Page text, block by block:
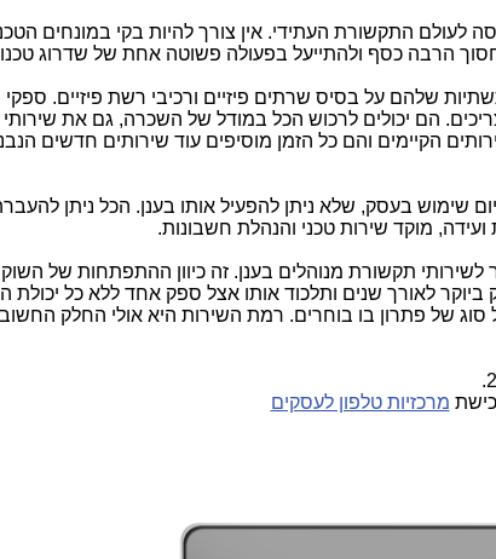
לעולם התקשורת העתידי. אין צורך להיות בקי במונחים
הרבה כסף ולהתייעל בפעולה פשוטה אחת של שדרוג
שלהם על בסיס שרתים פיזיים ורכיבי רשת פיזיים. ספקי
הם יכולים לרכוש הכל במודל של השכרה, גם את
הקיימים והם כל הזמן מוסיפים עוד שירותים חדשים
שימוש בעסק, שלא ניתן להפעיל אותו בענן. הכל ניתן
מוקד שירות טכני והנהלת חשבונות.
תקשורת מנוהלים בענן. זה כיוון ההתפתחות של
לאורך שנים ותלכוד אותו אצל ספק אחד ללא כל יכולת
סוג של פתרון בו בוחרים. רמת השירות היא אולי החלק
מרכזיות טלפון לעסקים